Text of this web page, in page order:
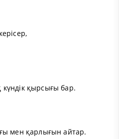
қырсығы бар.
мен қарлығын айтар.